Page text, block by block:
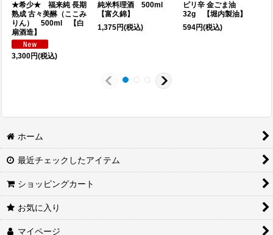
★希少★ 福来純 長期
熟成 古々美醂（ここみ
りん） 500ml 【白
扇酒造】
3,300円(税込)
純米料理酒 500ml
【富久錦】
1,375円(税込)
ピリ辛 金ごま油
32g 【堀内製油】
594円(税込)
ホーム
最近チェックしたアイテム
ショッピングカート
お気に入り
マイページ